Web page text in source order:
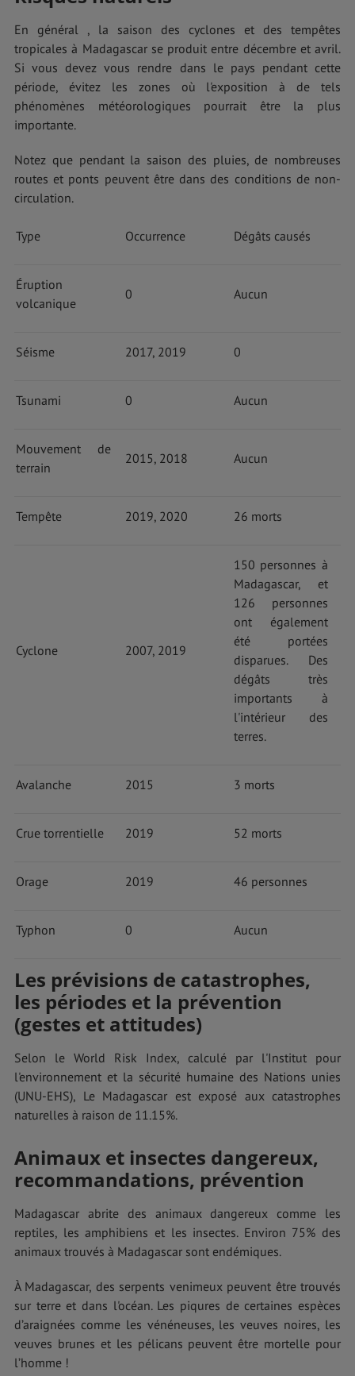
En général , la saison des cyclones et des tempêtes
tropicales à Madagascar se produit entre décembre et avril.
Si vous devez vous rendre dans le pays pendant cette
période, évitez les zones où l'exposition à de tels
phénomènes météorologiques pourrait être la plus
importante.
Notez que pendant la saison des pluies, de nombreuses
routes et ponts peuvent être dans des conditions de non-
circulation.
Type Occurrence Dégâts causés
Éruption
volcanique
0 Aucun
Séisme 2017, 2019 0
Tsunami 0 Aucun
Mouvement de
terrain
2015, 2018 Aucun
Tempête 2019, 2020 26 morts
Cyclone 2007, 2019
150 personnes à
Madagascar, et
126 personnes
ont également
été portées
disparues. Des
dégâts très
importants à
l'intérieur des
terres.
Avalanche 2015 3 morts
Crue torrentielle 2019 52 morts
Orage 2019 46 personnes
Typhon 0 Aucun
Les prévisions de catastrophes,
les périodes et la prévention
(gestes et attitudes)
Selon le World Risk Index, calculé par l'Institut pour
l'environnement et la sécurité humaine des Nations unies
(UNU-EHS), Le Madagascar est exposé aux catastrophes
naturelles à raison de 11.15%.
Animaux et insectes dangereux,
recommandations, prévention
Madagascar abrite des animaux dangereux comme les
reptiles, les amphibiens et les insectes. Environ 75% des
animaux trouvés à Madagascar sont endémiques.
À Madagascar, des serpents venimeux peuvent être trouvés
sur terre et dans l'océan. Les piqures de certaines espèces
d’araignées comme les vénéneuses, les veuves noires, les
veuves brunes et les pélicans peuvent être mortelle pour
l’homme !